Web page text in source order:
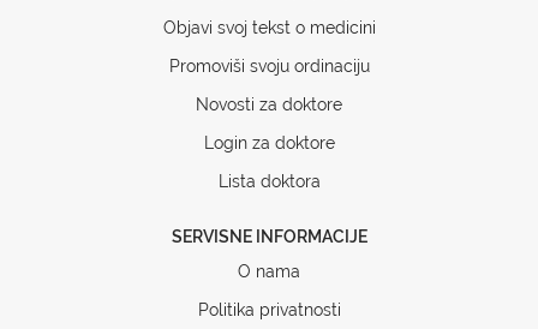
Objavi svoj tekst o medicini
Promoviši svoju ordinaciju
Novosti za doktore
Login za doktore
Lista doktora
SERVISNE INFORMACIJE
O nama
Politika privatnosti